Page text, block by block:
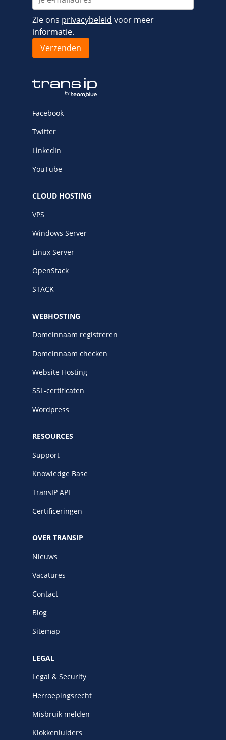
Zie ons privacybeleid voor meer
informatie.
Facebook
Twitter
LinkedIn
YouTube
CLOUD HOSTING
VPS
Windows Server
Linux Server
OpenStack
STACK
WEBHOSTING
Domeinnaam registreren
Domeinnaam checken
Website Hosting
SSL-certificaten
Wordpress
RESOURCES
Support
Knowledge Base
TransIP API
Certificeringen
OVER TRANSIP
Nieuws
Vacatures
Contact
Blog
Sitemap
LEGAL
Legal & Security
Herroepingsrecht
Misbruik melden
Klokkenluiders